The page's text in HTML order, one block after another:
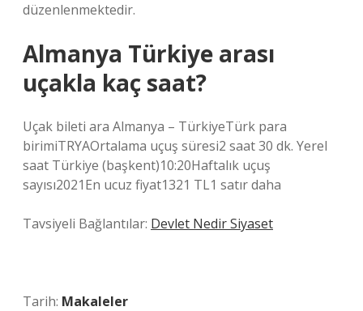
düzenlenmektedir.
Almanya Türkiye arası
uçakla kaç saat?
Uçak bileti ara Almanya – TürkiyeTürk para
birimiTRYAOrtalama uçuş süresi2 saat 30 dk. Yerel
saat Türkiye (başkent)10:20Haftalık uçuş
sayısı2021En ucuz fiyat1321 TL1 satır daha
Tavsiyeli Bağlantılar: Devlet Nedir Siyaset
Tarih: Makaleler